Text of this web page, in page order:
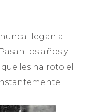
llegan a
los años y
les ha roto el